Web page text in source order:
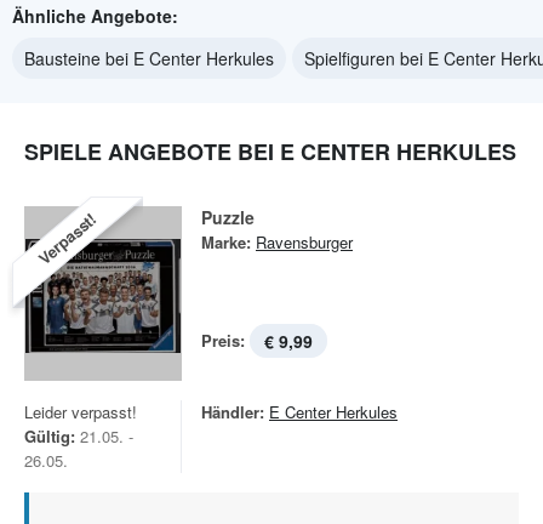
Ähnliche Angebote:
Bausteine bei E Center Herkules
Spielfiguren bei E Center
SPIELE ANGEBOTE BEI E CENTER HERKULES
Verpasst! Puzzle
Marke: Ravensburger
Preis: € 9,99
Leider verpasst!
Gültig: 21.05. -
26.05.
Händler: E Center Herkules